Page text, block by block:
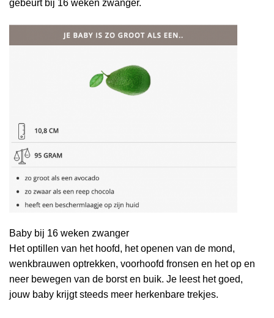
gebeurt bij 16 weken zwanger.
Baby bij 16 weken zwanger
Het optillen van het hoofd, het openen van de mond,
wenkbrauwen optrekken, voorhoofd fronsen en het op en
neer bewegen van de borst en buik. Je leest het goed,
jouw baby krijgt steeds meer herkenbare trekjes.